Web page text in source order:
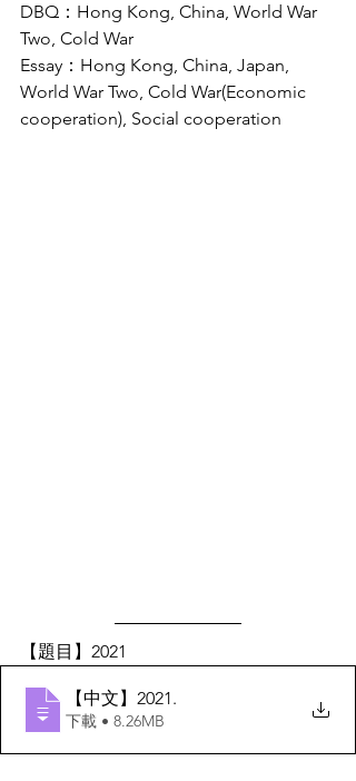
DBQ：Hong Kong, China, World War
Two, Cold War
Essay：Hong Kong, China, Japan,
World War Two, Cold War(Economic
cooperation), Social cooperation
【題目】2021
【中文】2021.
下載 • 8.26MB